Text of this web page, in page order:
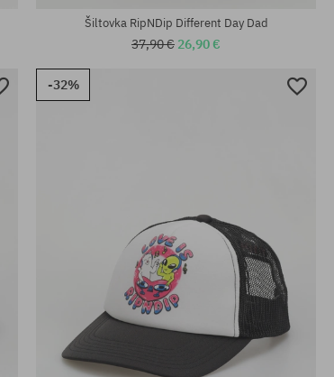
Šiltovka RipNDip Different Day Dad
37,90 € 26,90 €
-32%